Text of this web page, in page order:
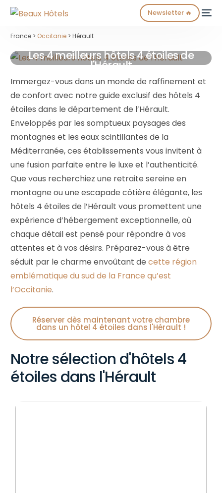
Newsletter 🔥
France > Occitanie > Hérault
Les 4 meilleurs hôtels 4 étoiles de
l'Hérault
Immergez-vous dans un monde de raffinement et
de confort avec notre guide exclusif des hôtels 4
étoiles dans le département de l’Hérault.
Enveloppés par les somptueux paysages des
montagnes et les eaux scintillantes de la
Méditerranée, ces établissements vous invitent à
une fusion parfaite entre le luxe et l’authenticité.
Que vous recherchiez une retraite sereine en
montagne ou une escapade côtière élégante, les
hôtels 4 étoiles de l’Hérault vous promettent une
expérience d’hébergement exceptionnelle, où
chaque détail est pensé pour répondre à vos
attentes et à vos désirs. Préparez-vous à être
séduit par le charme envoûtant decette région
emblématique du sud de la France qu’est
l’Occitanie.
Réserver dès maintenant votre chambre
dans un hôtel 4 étoiles dans l'Hérault !
Notre sélection d'hôtels 4
étoiles dans l'Hérault
NEW